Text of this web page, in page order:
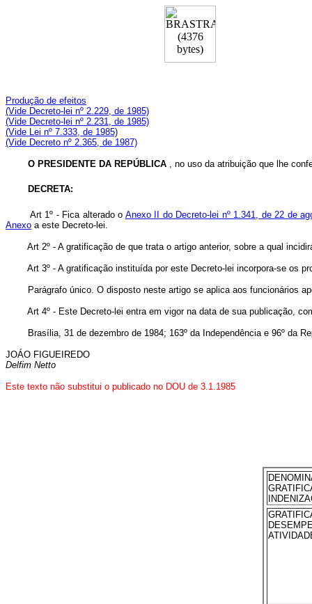
Produção de efeitos
(Vide Decreto-lei nº 2.229, de 1985)
(Vide Decreto-lei nº 2.231, de 1985)
(Vide Lei nº 7.333, de 1985)
(Vide Decreto nº 2.365, de 1987)
O PRESIDENTE DA REPÚBLICA , no uso da atribuição que lhe
DECRETA:
Art 1º - Fica alterado o Anexo II do Decreto-lei nº 1.341, de 22 de
Anexo a este Decreto-lei.
Art 2º - A gratificação de que trata o artigo anterior, sobre a qual
Art 3º - A gratificação instituída por este Decreto-lei incorpora-se os
Parágrafo único. O disposto neste artigo se aplica aos funcionários
Art 4º - Este Decreto-lei entra em vigor na data de sua publicação,
Brasília, 31 de dezembro de 1984; 163º da Independência e 96º da
JOÁO FIGUEIREDO
Delfim Netto
Este texto não substitui o publicado no DOU de 3.1.1985